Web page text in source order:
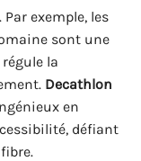
exemple, les
sont une
la
Decathlon
en
défiant